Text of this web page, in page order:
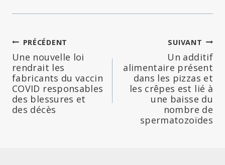
Navigation
de
l’article
PRÉCÉDENT
Une nouvelle loi
rendrait les
fabricants du vaccin
COVID responsables
des blessures et
des décès
SUIVANT
Un additif
alimentaire présent
dans les pizzas et
les crêpes est lié à
une baisse du
nombre de
spermatozoïdes